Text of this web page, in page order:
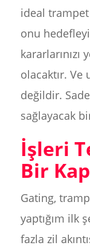
ideal trampet
onu
kararlarınızı
olacaktır. Ve
değildir.
sağlayacak
İşleri
Bir
Gating,
yaptığım ilk
fazla zil